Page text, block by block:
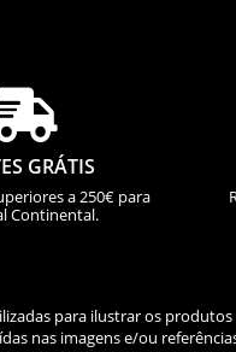
GRÁTIS
a 250€ para
Continental.
para ilustrar os
nas imagens e/ou